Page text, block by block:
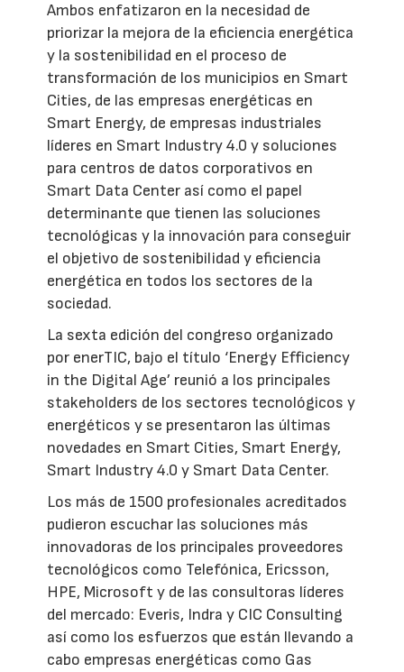
Ambos enfatizaron en la necesidad de
priorizar la mejora de la eficiencia energética
y la sostenibilidad en el proceso de
transformación de los municipios en Smart
Cities, de las empresas energéticas en
Smart Energy, de empresas industriales
líderes en Smart Industry 4.0 y soluciones
para centros de datos corporativos en
Smart Data Center así como el papel
determinante que tienen las soluciones
tecnológicas y la innovación para conseguir
el objetivo de sostenibilidad y eficiencia
energética en todos los sectores de la
sociedad.
La sexta edición del congreso organizado
por enerTIC, bajo el título ‘Energy Efficiency
in the Digital Age’ reunió a los principales
stakeholders de los sectores tecnológicos y
energéticos y se presentaron las últimas
novedades en Smart Cities, Smart Energy,
Smart Industry 4.0 y Smart Data Center.
Los más de 1500 profesionales acreditados
pudieron escuchar las soluciones más
innovadoras de los principales proveedores
tecnológicos como Telefónica, Ericsson,
HPE, Microsoft y de las consultoras líderes
del mercado: Everis, Indra y CIC Consulting
así como los esfuerzos que están llevando a
cabo empresas energéticas como Gas